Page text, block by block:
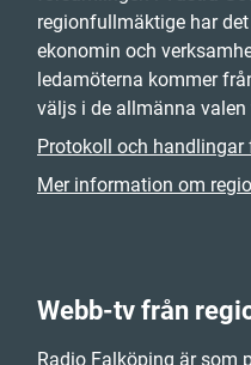
regionfullmäktige har
ekonomin och
ledamöterna kommer
väljs i de allmänna valen
Protokoll och
Mer information om
Webb-tv från
Radio Falköping är som